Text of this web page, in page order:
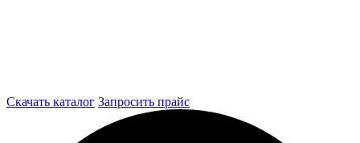
Скачать каталог Запросить прайс